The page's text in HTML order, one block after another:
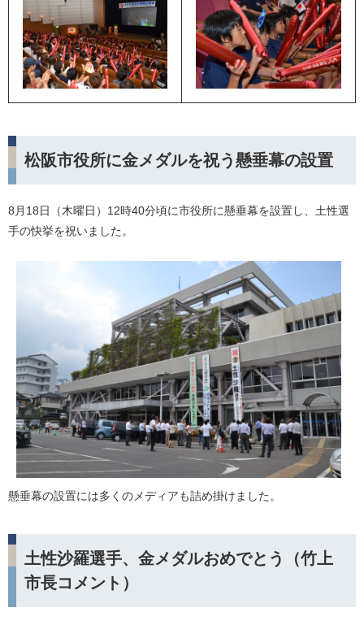
松阪市役所に金メダルを祝う懸垂幕の設置
8月18日（木曜日）12時40分頃に市役所に懸垂幕を設置し、土性選
手の快挙を祝いました。
懸垂幕の設置には多くのメディアも詰め掛けました。
土性沙羅選手、金メダルおめでとう（竹上
市長コメント）